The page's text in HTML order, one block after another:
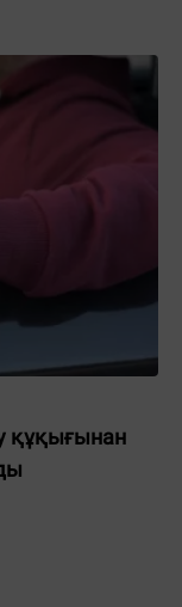
құқығынан